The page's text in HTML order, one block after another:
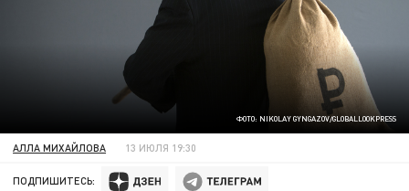
ФОТО: NIKOLAY GYNGAZOV/GLOBALLOOKPRESS
АЛЛА МИХАЙЛОВА 13 ИЮЛЯ 19:30
ПОДПИШИТЕСЬ: